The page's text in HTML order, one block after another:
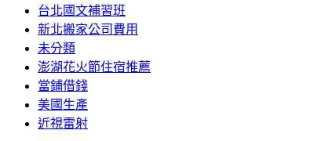
台北國文補習班
新北搬家公司費用
未分類
澎湖花火節住宿推薦
當鋪借錢
美國生產
近視雷射